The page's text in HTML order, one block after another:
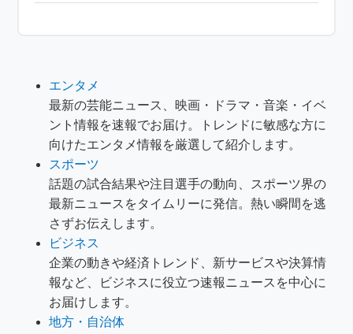
エンタメ
最新の芸能ニュース、映画・ドラマ・音楽・イベ
ント情報を速報でお届け。トレンドに敏感な方に
向けたエンタメ情報を厳選して紹介します。
スポーツ
話題の試合結果や注目選手の動向、スポーツ界の
最新ニュースをタイムリーに発信。熱い瞬間を逃
さずお伝えします。
ビジネス
企業の動きや経済トレンド、新サービスや決算情
報など、ビジネスに役立つ速報ニュースを中心に
お届けします。
地方・自治体